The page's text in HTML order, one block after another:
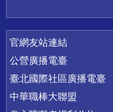
官網友站連結
公營廣播電臺
臺北國際社區廣播電臺
中華職棒大聯盟